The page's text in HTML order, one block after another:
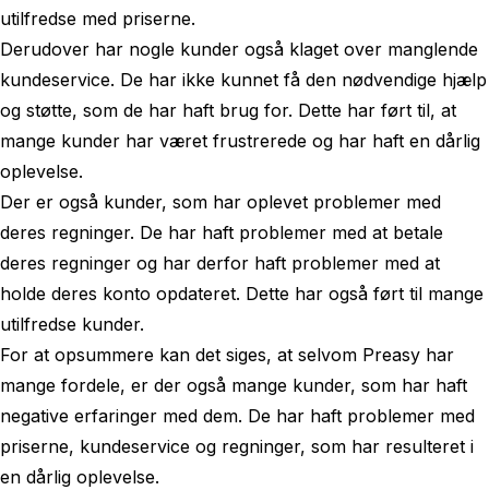
utilfredse med priserne.
Derudover har nogle kunder også klaget over manglende
kundeservice. De har ikke kunnet få den nødvendige hjælp
og støtte, som de har haft brug for. Dette har ført til, at
mange kunder har været frustrerede og har haft en dårlig
oplevelse.
Der er også kunder, som har oplevet problemer med
deres regninger. De har haft problemer med at betale
deres regninger og har derfor haft problemer med at
holde deres konto opdateret. Dette har også ført til mange
utilfredse kunder.
For at opsummere kan det siges, at selvom Preasy har
mange fordele, er der også mange kunder, som har haft
negative erfaringer med dem. De har haft problemer med
priserne, kundeservice og regninger, som har resulteret i
en dårlig oplevelse.